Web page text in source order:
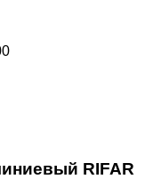
RIFAR